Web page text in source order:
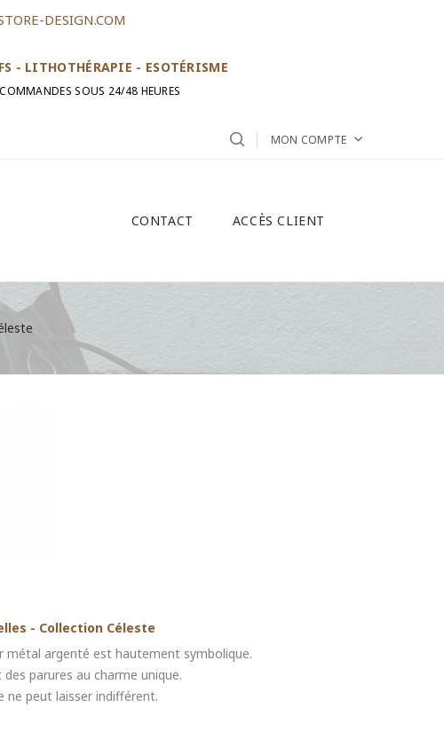
DESIGN.COM
- LITHOTHÉRAPIE - ESOTÉRISME
SOUS 24/48 HEURES
MON COMPTE
CONTACT ACCÈS CLIENT
- Collection Céleste
métal argenté est hautement symbolique.
parures au charme unique.
ne peut laisser indifférent.